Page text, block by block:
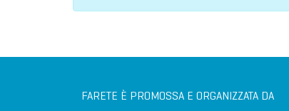
FARETE È PROMOSSA E ORGANIZZATA DA